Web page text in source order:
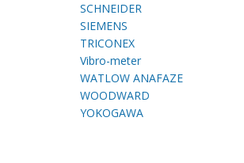
SCHNEIDER
SIEMENS
TRICONEX
Vibro-meter
WATLOW ANAFAZE
WOODWARD
YOKOGAWA